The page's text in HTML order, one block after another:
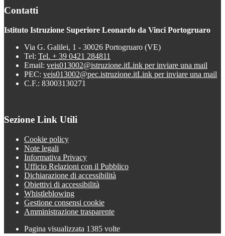
Contatti
Istituto Istruzione Superiore Leonardo da Vinci Portogruaro
Via G. Galilei, 1 - 30026 Portogruaro (VE)
Tel: Tel. + 39 0421 284811
Email: veis013002@istruzione.itLink per inviare una mail
PEC: veis013002@pec.istruzione.itLink per inviare una mail
C.F.: 83003130271
Sezione Link Utili
Cookie policy
Note legali
Informativa Privacy
Ufficio Relazioni con il Pubblico
Dichiarazione di accessibilità
Obiettivi di accessibilità
Whistleblowing
Gestione consensi cookie
Amministrazione trasparente
Pagina visualizzata 1385 volte